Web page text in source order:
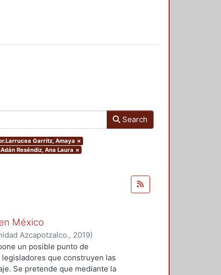
Search
Garritz, Amaya ×
Reséndiz, Ana Laura ×
México
Azcapotzalco., 2019)
;Larrucea Garritz,
;González Márquez, José
María;Cancino Aguilar, Miguel
un posible punto de
que construyen las
Se pretende que mediante la